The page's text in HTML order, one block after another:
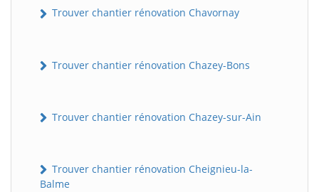
Trouver chantier rénovation Chavornay
Trouver chantier rénovation Chazey-Bons
Trouver chantier rénovation Chazey-sur-Ain
Trouver chantier rénovation Cheignieu-la-
Balme